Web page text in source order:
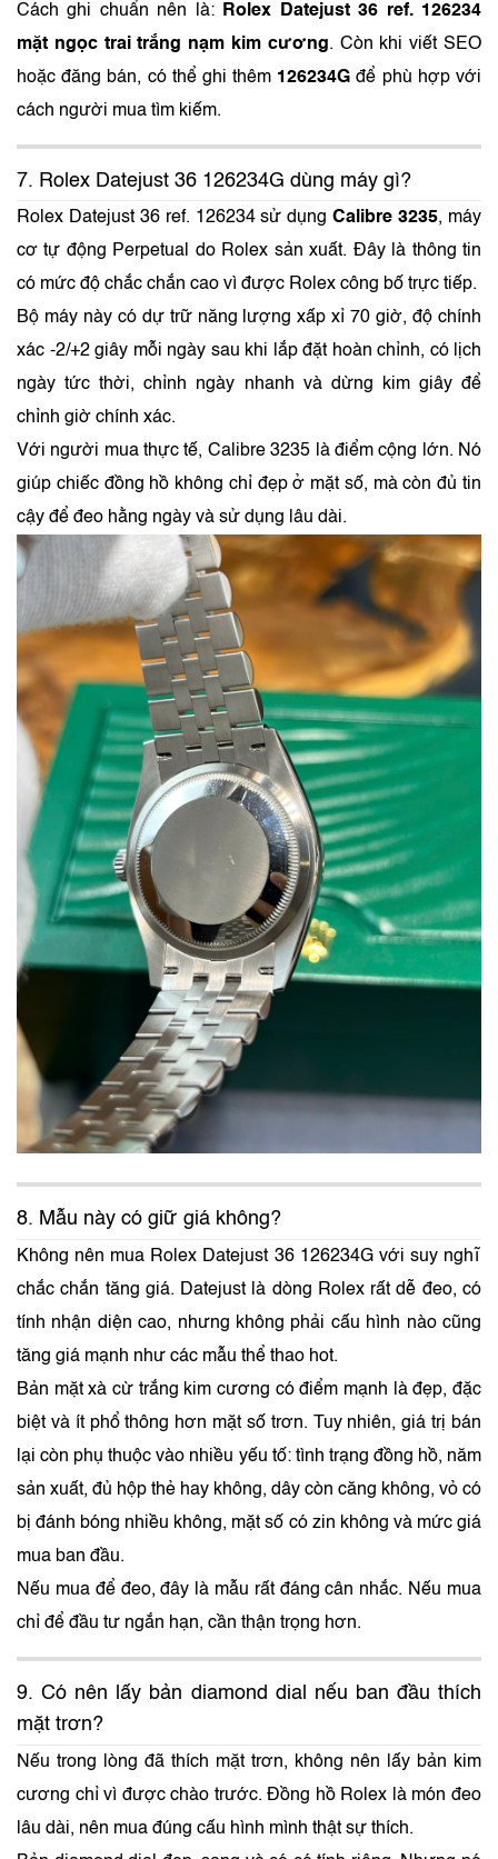
Cách ghi chuẩn nên là:
Rolex Datejust 36 ref. 126234
mặt ngọc trai trắng nạm kim cương. Còn khi viết SEO
hoặc đăng bán, có thể ghi thêm 126234G để phù hợp với
cách người mua tìm kiếm.
7. Rolex Datejust 36 126234G dùng máy gì?
Rolex Datejust 36 ref. 126234 sử dụngCalibre 3235, máy
cơ tự động Perpetual do Rolex sản xuất. Đây là thông tin
có mức độ chắc chắn cao vì được Rolex công bố trực tiếp.
Bộ máy này có dự trữ năng lượng xấp xỉ 70 giờ, độ chính
xác -2/+2 giây mỗi ngày sau khi lắp đặt hoàn chỉnh, có lịch
ngày tức thời, chỉnh ngày nhanh và dừng kim giây để
chỉnh giờ chính xác.
Với người mua thực tế, Calibre 3235 là điểm cộng lớn. Nó
giúp chiếc đồng hồ không chỉ đẹp ở mặt số, mà còn đủ tin
cậy để đeo hằng ngày và sử dụng lâu dài.
8. Mẫu này có giữ giá không?
Không nên mua Rolex Datejust 36 126234G với suy nghĩ
chắc chắn tăng giá. Datejust là dòng Rolex rất dễ đeo, có
tính nhận diện cao, nhưng không phải cấu hình nào cũng
tăng giá mạnh như các mẫu thể thao hot.
Bản mặt xà cừ trắng kim cương có điểm mạnh là đẹp, đặc
biệt và ít phổ thông hơn mặt số trơn. Tuy nhiên, giá trị bán
lại còn phụ thuộc vào nhiều yếu tố: tình trạng đồng hồ, năm
sản xuất, đủ hộp thẻ hay không, dây còn căng không, vỏ có
bị đánh bóng nhiều không, mặt số có zin không và mức giá
mua ban đầu.
Nếu mua để đeo, đây là mẫu rất đáng cân nhắc. Nếu mua
chỉ để đầu tư ngắn hạn, cần thận trọng hơn.
9. Có nên lấy bản diamond dial nếu ban đầu thích
mặt trơn?
Nếu trong lòng đã thích mặt trơn, không nên lấy bản kim
cương chỉ vì được chào trước. Đồng hồ Rolex là món đeo
lâu dài, nên mua đúng cấu hình mình thật sự thích.